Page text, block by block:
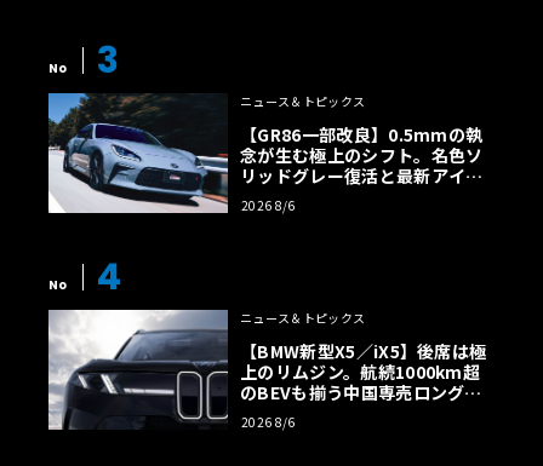
No 3
ニュース＆トピックス
【GR86一部改良】0.5mmの執
念が生む極上のシフト。名色ソ
リッドグレー復活と最新アイサ
イトでFRの極みへ
2026 8/6
No 4
ニュース＆トピックス
【BMW新型X5／iX5】後席は極
上のリムジン。航続1000km超
のBEVも揃う中国専売ロング仕
様の全貌
2026 8/6